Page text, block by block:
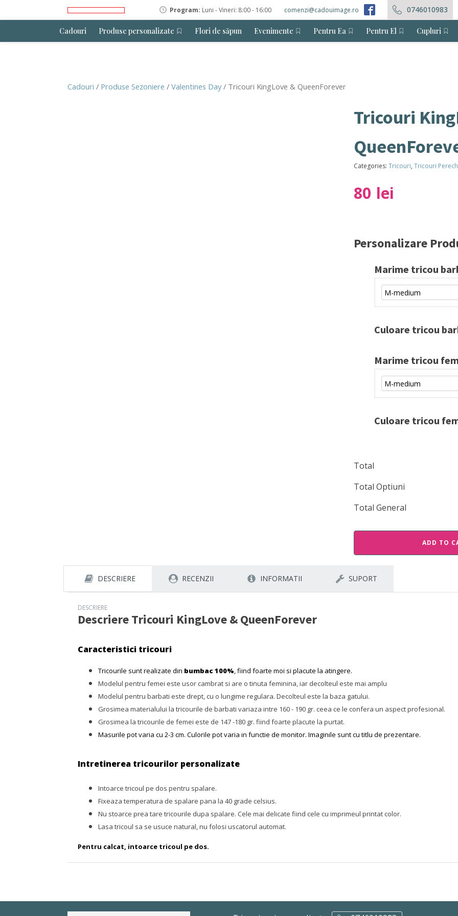
Program: Luni - Vineri: 8:00 - 16:00 comenzi@cadouimage.ro 0746010983
Cadouri Produse personalizate Flori de săpun Evenimente Pentru Ea Pentru El Cupluri
Cadouri / Produse Sezoniere / Valentines Day/ Tricouri KingLove & QueenForever
Tricouri
Categories: Tricouri, Tricouri
80 lei
Personalizare
Marime tricou
Culoare tricou
Marime tricou
Culoare tricou
Total
Total Optiuni
Total General
ADD TO
DESCRIERE RECENZII INFORMATII SUPORT
DESCRIERE
DescriereTricouri KingLove & QueenForever
Caracteristici tricouri
Tricourile sunt realizate din bumbac 100%, fiind foarte moi si placute la atingere.
Modelul pentru femei este usor cambrat si are o tinuta feminina, iar decolteul este mai amplu
Modelul pentru barbati este drept, cu o lungime regulara. Decolteul este la baza gatului.
Grosimea materialului la tricourile de barbati variaza intre 160 - 190 gr. ceea ce le confera un aspect profesional.
Grosimea la tricourile de femei este de 147 -180 gr. fiind foarte placute la purtat.
Masurile pot varia cu 2-3 cm. Culorile pot varia in functie de monitor. Imaginile sunt cu titlu de prezentare.
Intretinerea tricourilor personalizate
Intoarce tricoul pe dos pentru spalare.
Fixeaza temperatura de spalare pana la 40 grade celsius.
Nu stoarce prea tare tricourile dupa spalare. Cele mai delicate fiind cele cu imprimeul printat color.
Lasa tricoul sa se usuce natural, nu folosi uscatorul automat.
Pentru calcat, intoarce tricoul pe dos.